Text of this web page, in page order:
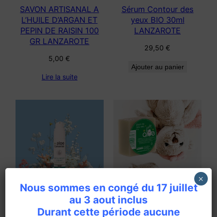
SAVON ARTISANAL A
L’HUILE D’ARGAN ET
PEPIN DE RAISIN 100
GR LANZAROTE
5,00 €
Lire la suite
Sérum Contour des
yeux BIO 30ml
LANZAROTE
29,50 €
Ajouter au panier
CREME VISAGE JOUR
ET NUIT BIO 50 ML
SAVONNETTE POUR
PETIT A ALOE VERA 65
Nous sommes en congé du 17 juillet
au 3 aout inclus
Durant cette période aucune
×